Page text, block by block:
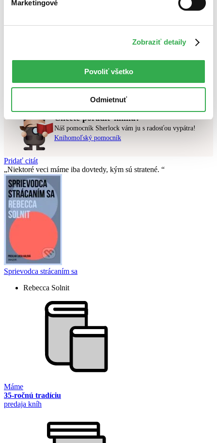
Marketingové
Zobraziť detaily
Povoliť všetko
Odmietnuť
Najdrahšie
Najvyššia zľava
Zrušiť filtre
najnovšie
vyhovujúci zadaným podmienkam.
Skúste prosím zmeniť vyhľadávaný výraz.
Chcete poradiť knihu?
Náš pomocník Sherlock vám ju s radosťou vypátra!
Knihomoľský pomocník
Pridať citát
Niektoré veci máme iba dovtedy, kým sú stratené.
Sprievodca strácaním sa
Rebecca Solnit
Máme
35-ročnú tradíciu
predaja kníh